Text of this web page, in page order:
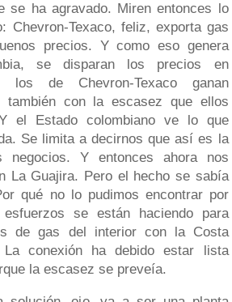
se ha agravado. Miren entonces lo
Chevron-Texaco, feliz, exporta gas
precios. Y como eso genera
se disparan los precios en
los de Chevron-Texaco ganan
también con la escasez que ellos
el Estado colombiano ve lo que
Se limita a decirnos que así es la
Y entonces ahora nos
La Guajira. Pero el hecho se sabía
qué no lo pudimos encontrar por
se están haciendo para
de gas del interior con la Costa
La conexión ha debido estar lista
la escasez se preveía.